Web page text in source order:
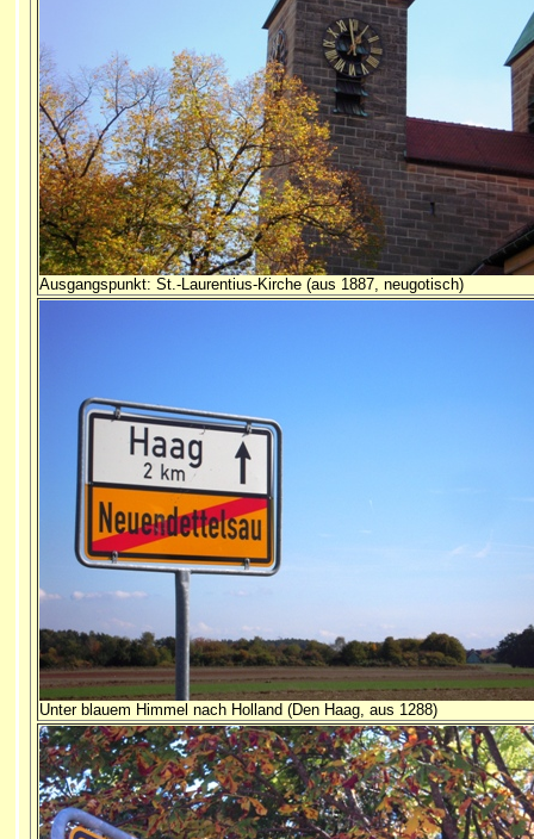
Ausgangspunkt: St.-Laurentius-Kirche (aus 1887, neugotisch)
Unter blauem Himmel nach Holland (Den Haag, aus 1288)